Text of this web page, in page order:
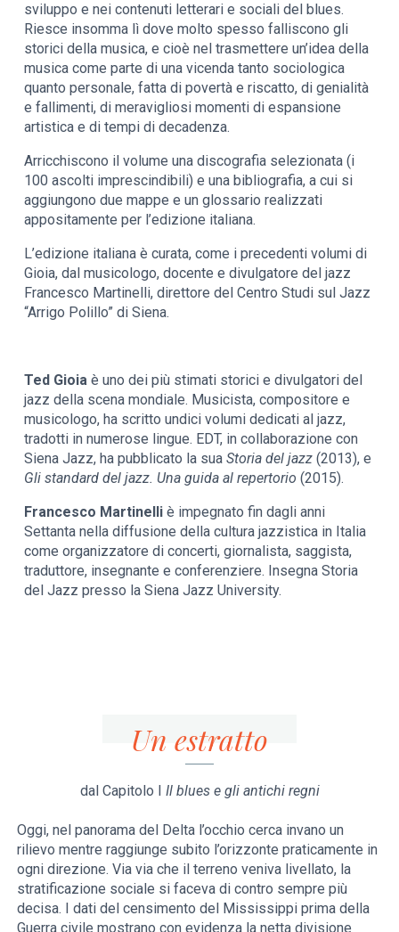
sviluppo e nei contenuti letterari e sociali del blues.
Riesce insomma lì dove molto spesso falliscono gli
storici della musica, e cioè nel trasmettere un’idea della
musica come parte di una vicenda tanto sociologica
quanto personale, fatta di povertà e riscatto, di genialità
e fallimenti, di meravigliosi momenti di espansione
artistica e di tempi di decadenza.
Arricchiscono il volume una discografia selezionata (i
100 ascolti imprescindibili) e una bibliografia, a cui si
aggiungono due mappe e un glossario realizzati
appositamente per l’edizione italiana.
L’edizione italiana è curata, come i precedenti volumi di
Gioia, dal musicologo, docente e divulgatore del jazz
Francesco Martinelli, direttore del Centro Studi sul Jazz
“Arrigo Polillo” di Siena.
Ted Gioia è uno dei più stimati storici e divulgatori del
jazz della scena mondiale. Musicista, compositore e
musicologo, ha scritto undici volumi dedicati al jazz,
tradotti in numerose lingue. EDT, in collaborazione con
Siena Jazz, ha pubblicato la suaStoria del jazz (2013), e
Gli standard del jazz. Una guida al repertorio (2015).
Francesco Martinelli è impegnato fin dagli anni
Settanta nella diffusione della cultura jazzistica in Italia
come organizzatore di concerti, giornalista, saggista,
traduttore, insegnante e conferenziere. Insegna Storia
del Jazz presso la Siena Jazz University.
Un estratto
dal Capitolo I Il blues e gli antichi regni
Oggi, nel panorama del Delta l’occhio cerca invano un
rilievo mentre raggiunge subito l’orizzonte praticamente in
ogni direzione. Via via che il terreno veniva livellato, la
stratificazione sociale si faceva di contro sempre più
decisa. I dati del censimento del Mississippi prima della
Guerra civile mostrano con evidenza la netta divisione